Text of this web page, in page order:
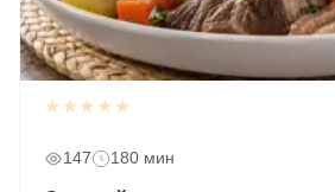
★★★★★
147 180 мин